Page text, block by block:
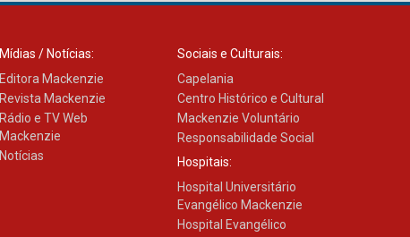
Feira EducationUSA
Seminário discute desafios
das novas tecnologias em
sistemas solares
residenciais
Mackenzie recepciona os
calouros do segundo
Mídias / Notícias:
Editora Mackenzie
Revista Mackenzie
Rádio e TV Web
Mackenzie
Notícias
Sociais e Culturais:
Capelania
Centro Histórico e Cultural
Mackenzie Voluntário
Responsabilidade Social
Hospitais:
Hospital Universitário
Evangélico Mackenzie
Hospital Evangélico